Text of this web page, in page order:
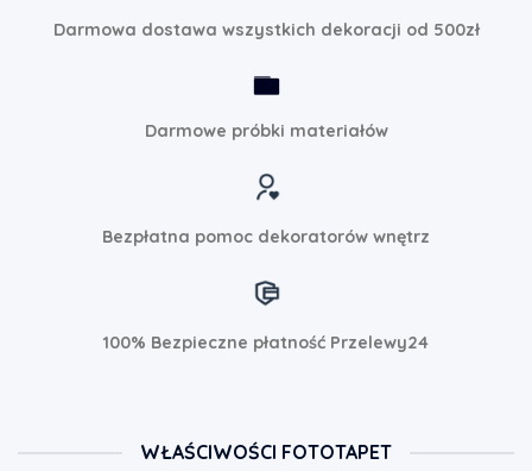
Darmowa dostawa wszystkich dekoracji od 500zł
Darmowe próbki materiałów
Bezpłatna pomoc dekoratorów wnętrz
100% Bezpieczne płatność Przelewy24
WŁAŚCIWOŚCI FOTOTAPET